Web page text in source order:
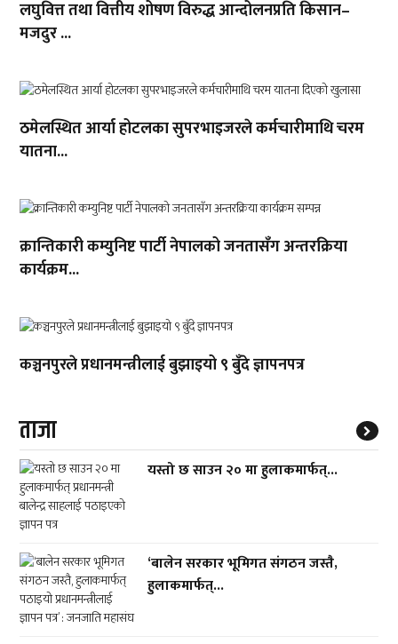
लघुवित्त तथा वित्तीय शोषण विरुद्ध आन्दोलनप्रति किसान–
मजदुर ...
ठमेलस्थित आर्या होटलका सुपरभाइजरले कर्मचारीमाथि चरम
यातना...
क्रान्तिकारी कम्युनिष्ट पार्टी नेपालको जनतासँग अन्तरक्रिया
कार्यक्रम...
कञ्चनपुरले प्रधानमन्त्रीलाई बुझाइयो ९ बुँदे ज्ञापनपत्र
ताजा
यस्तो छ साउन २० मा हुलाकमार्फत्...
‘बालेन सरकार भूमिगत संगठन जस्तै,
हुलाकमार्फत्...